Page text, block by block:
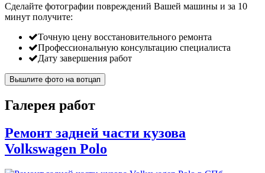
Сделайте фотографии повреждений Вашей машины и за 10
минут получите:
Точную цену восстановительного ремонта
Профессиональную консультацию специалиста
Дату завершения работ
Вышлите фото на вотцап
Галерея работ
Ремонт задней части кузова
Volkswagen Polo